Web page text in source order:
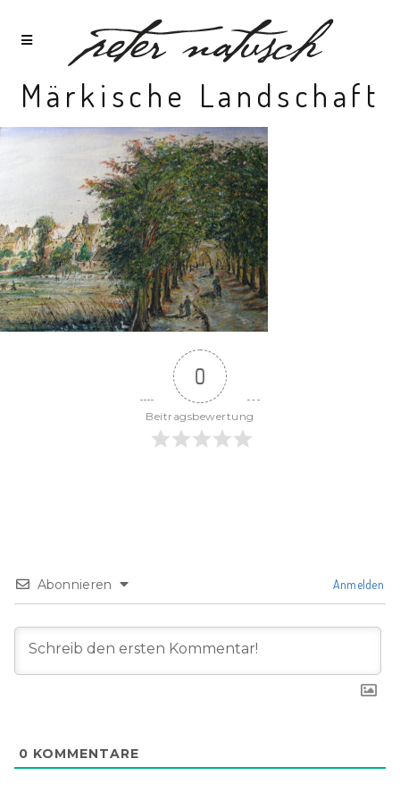
Märkische Landschaft
0
Beitragsbewertung
Abonnieren Anmelden
0 KOMMENTARE